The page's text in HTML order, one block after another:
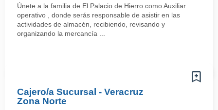
Únete a la familia de El Palacio de Hierro como Auxiliar
operativo , donde serás responsable de asistir en las
actividades de almacén, recibiendo, revisando y
organizando la mercancía ...
Cajero/a Sucursal - Veracruz
Zona Norte